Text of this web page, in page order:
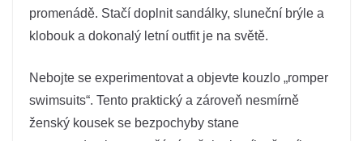
promenádě. Stačí doplnit sandálky, sluneční brýle a
klobouk a dokonalý letní outfit je na světě.
Nebojte se experimentovat a objevte kouzlo „romper
swimsuits“. Tento praktický a zároveň nesmírně
ženský kousek se bezpochyby stane